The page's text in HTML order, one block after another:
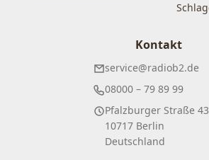
Kontakt
service@radiob2.de
08000 – 79 89 99
Pfalzburger Straße
10717 Berlin
Deutschland